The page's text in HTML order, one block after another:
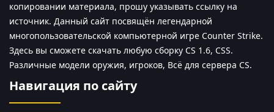
копировании материала, прошу указывать ссылку на
источник. Данный сайт посвящён легендарной
многопользовательской компьютерной игре Counter Strike.
Здесь вы сможете скачать любую сборку CS 1.6, CSS.
Различные модели оружия, игроков, Всё для сервера CS.
Навигация по сайту